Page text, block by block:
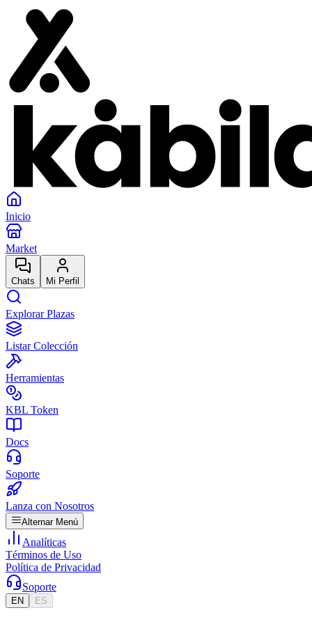
Inicio
Market
Chats Mi Perfil
Explorar Plazas
Listar Colección
Herramientas
KBL Token
Docs
Soporte
Lanza con Nosotros
Alternar Menú
Analíticas
Términos de Uso
Política de Privacidad
Soporte
EN ES